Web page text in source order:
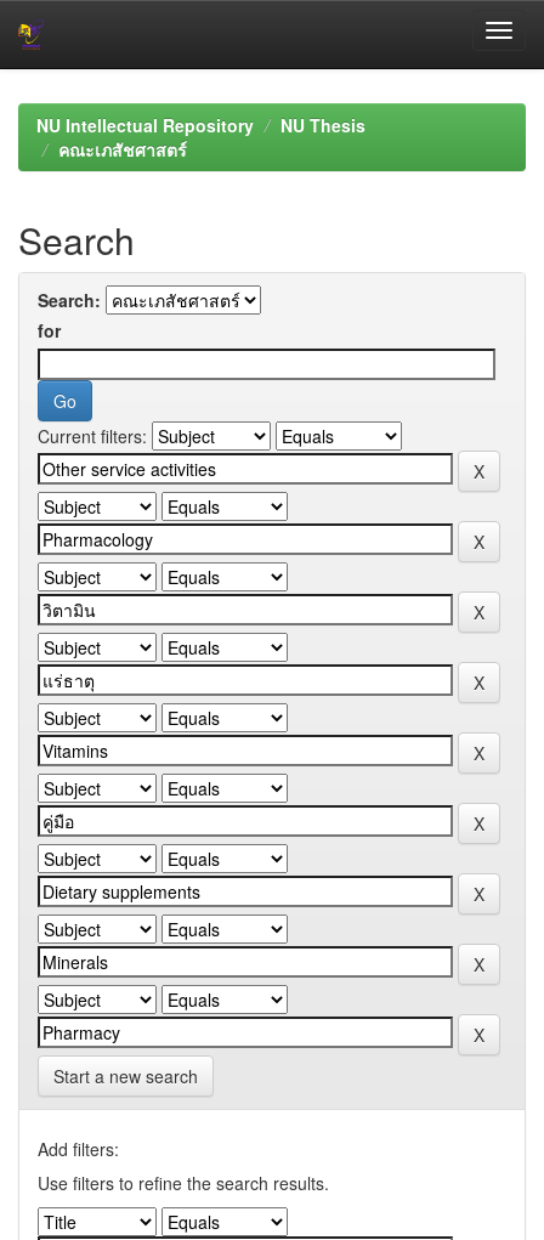
navigationNU Intellectual Repository
NU Thesis
คณะเภสัชศาสตร์
Search
Search:
for
Current filters:
Start a new search
Add filters:
Use filters to refine the search results.